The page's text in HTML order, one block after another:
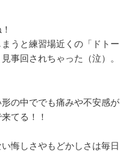
うと練習場近くの「ドトー
事回されちゃった（泣）。
の中ででも痛みや不安感が
てる！！
悔しさやもどかしさは毎日